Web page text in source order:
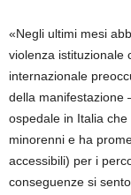
«Negli ultimi mesi
violenza istituzionale
internazionale
della manifestazione
ospedale in Italia
minorenni e ha
accessibili) per i
conseguenze si